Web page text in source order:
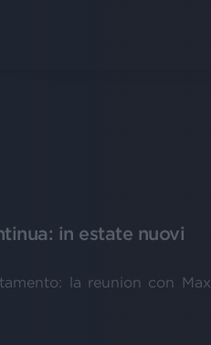
in estate nuovi
la reunion con Max